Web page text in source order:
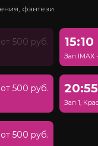
фэнтези
от 500 руб. 15:10
Зал IMAX •
от 500 руб. 20:55
Зал 1,
от 500 руб.